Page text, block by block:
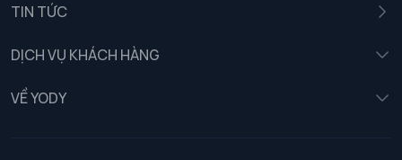
TIN TỨC
DỊCH VỤ KHÁCH HÀNG
Chính sách khách hàng thân thiết
VỀ YODY